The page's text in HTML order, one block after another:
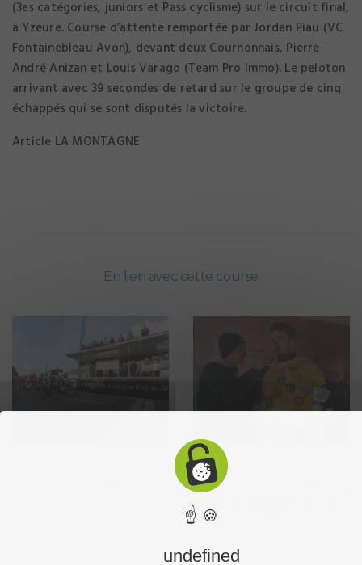
(3es catégories, juniors et Pass cyclisme) sur le circuit final,
à Yzeure. Course d’attente remportée par Jordan Piau (VC
Fontainebleau Avon), devant deux Cournonnais, Pierre-
André Anizan et Louis Varago (Team Pro Immo). Le peloton
arrivant avec 39 secondes de retard sur le groupe de cinq
échappés qui se sont disputés la victoire.
Article LA MONTAGNE
En lien avec cette course
Carisey (Pro Immo) fait coup
double aux Boucles du Haut-
☝ 🍪
undefined